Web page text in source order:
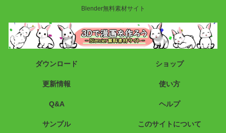
Blender無料素材サイト
ダウンロード ショップ
更新情報 使い方
Q&A ヘルプ
サンプル このサイトについて